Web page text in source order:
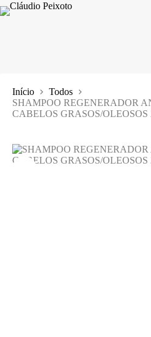
Pular
para
Início
Todos
SHAMPOO REGENERADOR
CABELOS GRASOS/OLEOSOS